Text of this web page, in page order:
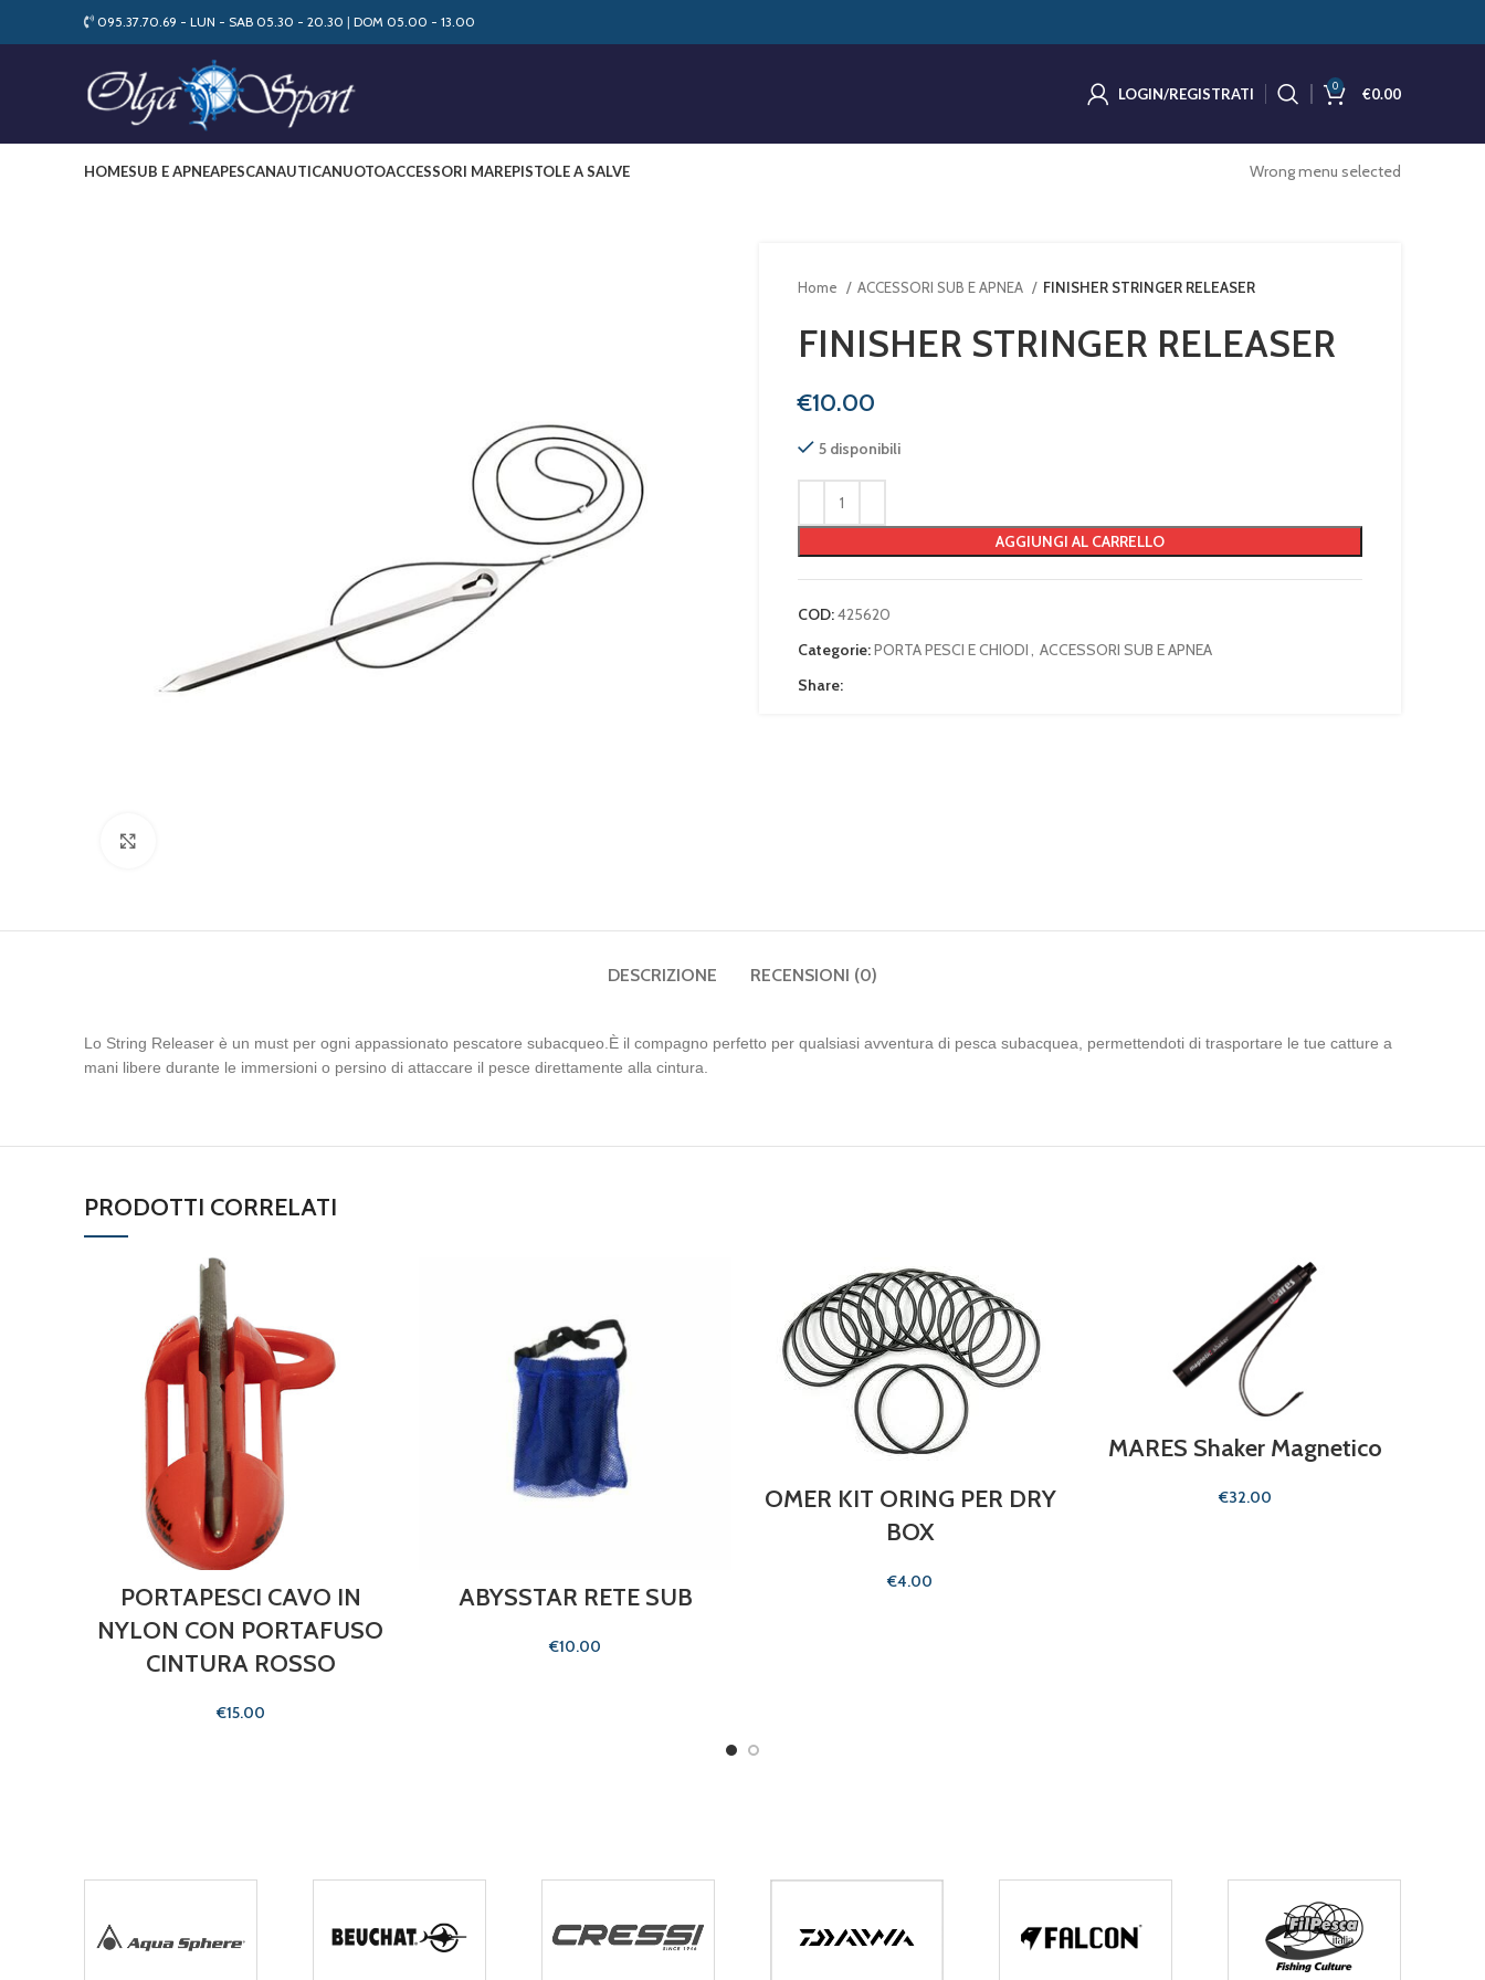
095.37.70.69 - LUN - SAB 05.30 - 20.30 | DOM 05.00 - 13.00
LOGIN/REGISTRATI 0 €0.00
HOMESUB E APNEAPESCANAUTICANUOTOACCESSORI MAREPISTOLE A SALVE Wrong menu selected
Home ACCESSORI SUB E APNEA FINISHER STRINGER RELEASER
FINISHER STRINGER RELEASER
€
5 disponibili
AGGIUNGI AL CARRELLO
COD:425620
Categorie:PORTA PESCI E CHIODI, ACCESSORI SUB E APNEA
Share:
DESCRIZIONE RECENSIONI (0)
Lo String Releaser è un must per ogni appassionato pescatore subacqueo. È il compagno perfetto per qualsiasi avventura di pesca subacquea, permettendoti di trasportare le tue catture a
mani libere durante le immersioni o persino di attaccare il pesce direttamente alla cintura.
PRODOTTI CORRELATI
PORTAPESCI CAVO IN
NYLON CON PORTAFUSO
CINTURA ROSSO
€
ABYSSTAR RETE SUB
€
OMER KIT ORING PER DRY
BOX
€
MARES Shaker Magnetico
€